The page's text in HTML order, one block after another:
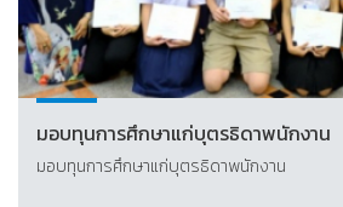
มอบทุนการศึกษาแก่บุตรธิดาพนักงาน
มอบทุนการศึกษาแก่บุตรธิดาพนักงาน